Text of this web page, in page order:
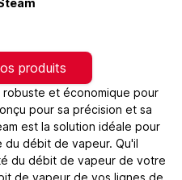
produits
robuste et économique pour
pour sa précision et sa
est la solution idéale pour
du débit de vapeur. Qu'il
du débit de vapeur de votre
de vapeur de vos lignes de